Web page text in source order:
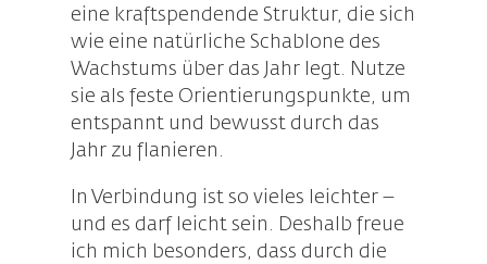
eine kraftspendende Struktur, die sich
wie eine natürliche Schablone des
Wachstums über das Jahr legt. Nutze
sie als feste Orientierungspunkte, um
entspannt und bewusst durch das
Jahr zu flanieren.
In Verbindung ist so vieles leichter –
und es darf leicht sein. Deshalb freue
ich mich besonders, dass durch die